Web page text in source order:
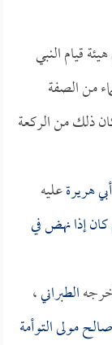
قيام النبي
من الصفة
ذلك من الركعة
أبي هريرةعليه
إذا نهض في
الطبراني،
صالح مولى التوأمة